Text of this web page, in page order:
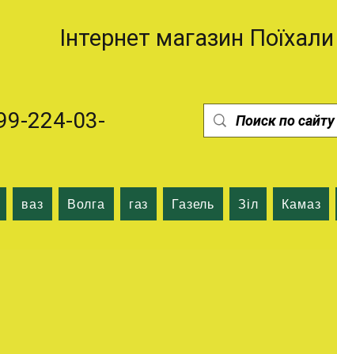
Інтернет магазин Поїхали
224-03-
ваз Волга газ Газель Зіл Камаз